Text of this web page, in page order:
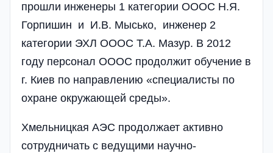
прошли инженеры 1 категории ОООС Н.Я.
Горпишин и И.В. Мысько, инженер 2
категории ЭХЛ ОООС Т.А. Мазур. В 2012
году персонал ОООС продолжит обучение в
г. Киев по направлению «специалисты по
охране окружающей среды».
Хмельницкая АЭС продолжает активно
сотрудничать с ведущими научно-